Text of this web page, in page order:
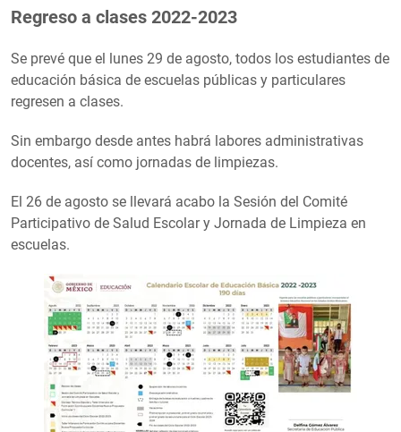
Regreso a clases 2022-2023
Se prevé que el lunes 29 de agosto, todos los estudiantes de
educación básica de escuelas públicas y particulares
regresen a clases.
Sin embargo desde antes habrá labores administrativas
docentes, así como jornadas de limpiezas.
El 26 de agosto se llevará acabo la Sesión del Comité
Participativo de Salud Escolar y Jornada de Limpieza en
escuelas.